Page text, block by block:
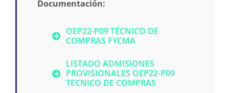
Documentación:
OEP22-P09 TÉCNICO DE
COMPRAS FYCMA
LISTADO ADMISIONES
PROVISIONALES OEP22-P09
TECNICO DE COMPRAS